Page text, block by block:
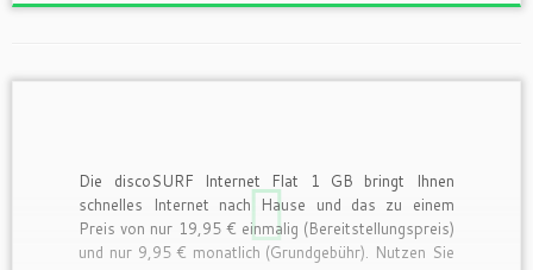
Die discoSURF Internet Flat 1 GB bringt Ihnen
schnelles Internet nach Hause und das zu einem
Preis von nur 19,95 € einmalig (Bereitstellungspreis)
und nur 9,95 € monatlich (Grundgebühr). Nutzen Sie